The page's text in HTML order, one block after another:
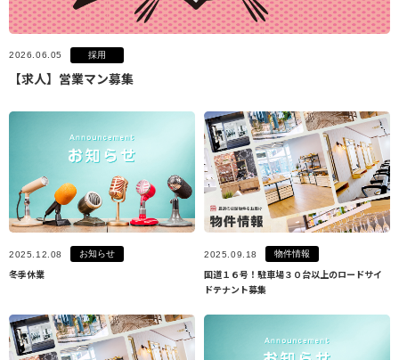
2026.06.05 採用
【求人】営業マン募集
2025.12.08 お知らせ
冬季休業
2025.09.18 物件情報
国道１６号！駐車場３０台以上のロードサイ
ドテナント募集